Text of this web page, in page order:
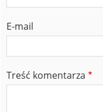
E-mail
Treść komentarza